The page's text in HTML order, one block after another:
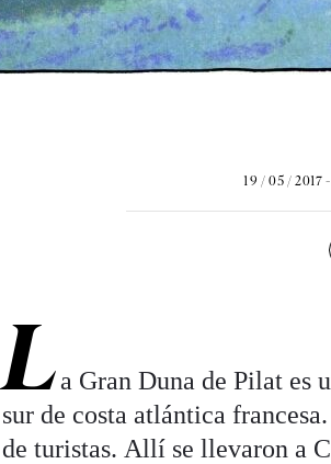
19 / 05 / 2017
La Gran Duna de Pilat es
sur de costa atlántica
de turistas. Allí se llevaron a